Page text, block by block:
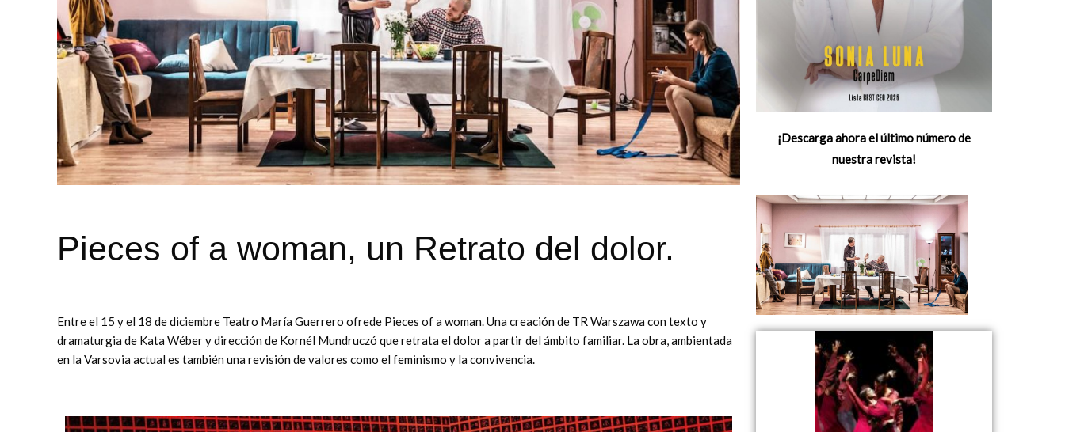
Pieces of a woman, un Retrato del dolor.
Entre el 15 y el 18 de diciembre Teatro María Guerrero ofrede Pieces of a woman. Una creación de TR Warszawa con texto y
dramaturgia de Kata Wéber y dirección de Kornél Mundruczó que retrata el dolor a partir del ámbito familiar. La obra, ambientada
en la Varsovia actual es también una revisión de valores como el feminismo y la convivencia.
¡Descarga ahora el último número de
nuestra revista!